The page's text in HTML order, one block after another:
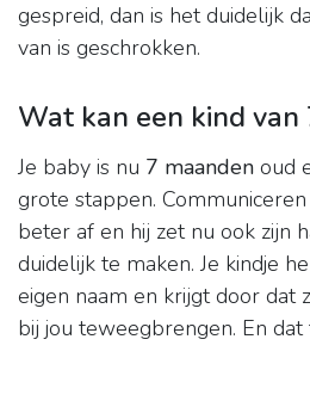
gespreid, dan is het duidelijk
van is geschrokken.
Wat kan een kind van
Je baby is nu 7 maanden oud
grote stappen.
beter af en hij zet nu ook zijn
duidelijk te maken. Je kindje
eigen naam en krijgt door dat
bij jou teweegbrengen. En dat